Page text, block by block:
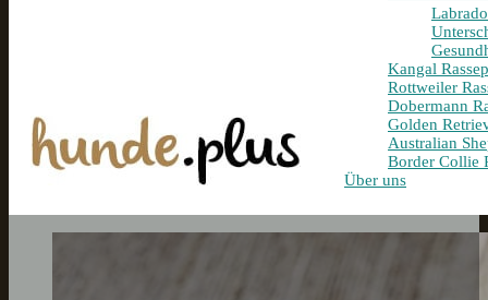
Kangal
Rottweiler
Dobermann
Golden
Australian
Border Collie
Über uns